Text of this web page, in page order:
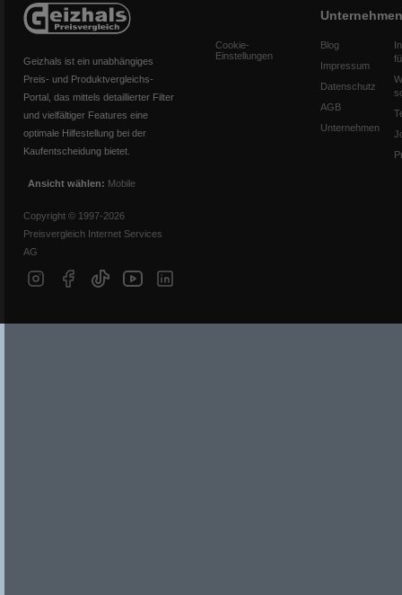
Geizhals ist ein unabhängiges
Preis- und Produktvergleichs-
Portal, das mittels detaillierter Filter
und vielfältiger Features eine
optimale Hilfestellung bei der
Kaufentscheidung bietet.
Ansicht wählen: Mobile
Copyright © 1997-2026
Preisvergleich Internet Services
AG
Cookie-
Einstellungen
Unternehmen
Blog
Impressum
Datenschutz
AGB
Unternehmen